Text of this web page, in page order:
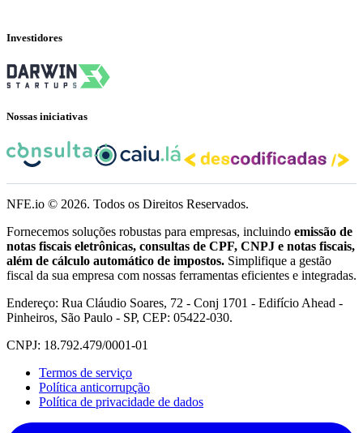
Investidores
Nossas iniciativas
NFE.io © 2026. Todos os Direitos Reservados.
Fornecemos soluções robustas para empresas, incluindo emissão de
notas fiscais eletrônicas, consultas de CPF, CNPJ e notas fiscais,
além de cálculo automático de impostos. Simplifique a gestão
fiscal da sua empresa com nossas ferramentas eficientes e integradas.
Endereço: Rua Cláudio Soares, 72 - Conj 1701 - Edifício Ahead -
Pinheiros, São Paulo - SP, CEP: 05422-030.
CNPJ: 18.792.479/0001-01
Termos de serviço
Política anticorrupção
Política de privacidade de dados